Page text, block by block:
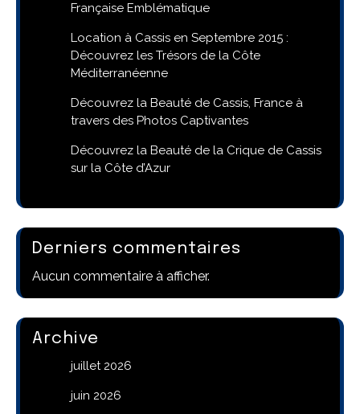
Française Emblématique
Location à Cassis en Septembre 2015 :
Découvrez les Trésors de la Côte
Méditerranéenne
Découvrez la Beauté de Cassis, France à
travers des Photos Captivantes
Découvrez la Beauté de la Crique de Cassis
sur la Côte d’Azur
Derniers commentaires
Aucun commentaire à afficher.
Archive
juillet 2026
juin 2026